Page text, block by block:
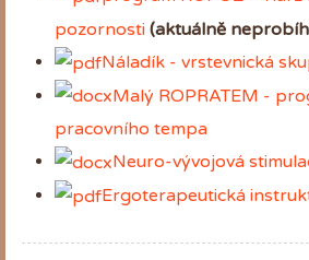
pozornosti (aktuálně
Náladík - vrstevnická
Malý ROPRATEM -
pracovního tempa
Neuro-vývojová
Ergoterapeutická